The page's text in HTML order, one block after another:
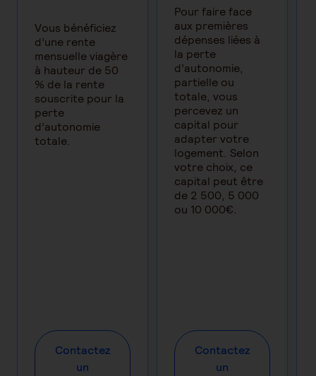
Vous bénéficiez
d’une rente
mensuelle viagère
à hauteur de 50
% de la rente
souscrite pour la
perte
d’autonomie
totale.
Contactez
un
Pour faire face
aux premières
dépenses liées à
la perte
d’autonomie,
partielle ou
totale, vous
percevez un
capital pour
adapter votre
logement. Selon
votre choix, ce
capital peut être
de 2 500, 5 000
ou 10 000€.
Contactez
un